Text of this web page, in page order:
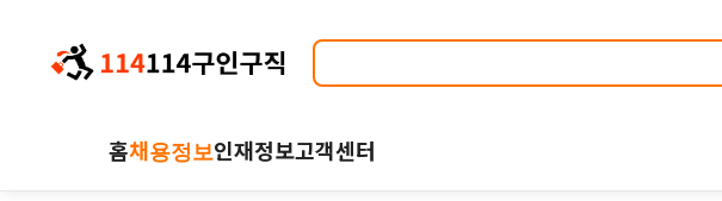
홈채용정보인재정보고객센터